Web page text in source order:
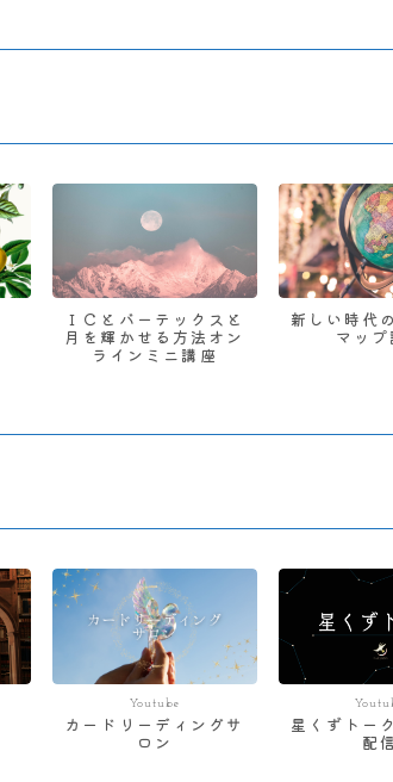
ＩＣとバーテックスと
月を輝かせる方法オン
ラインミニ講座
新しい時代
マップ
Youtube
カードリーディングサ
ロン
星くずトー
配信